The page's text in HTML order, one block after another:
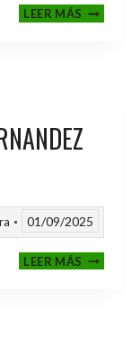
LEER MÁSIII
01/09/2025
LEER MÁSVI